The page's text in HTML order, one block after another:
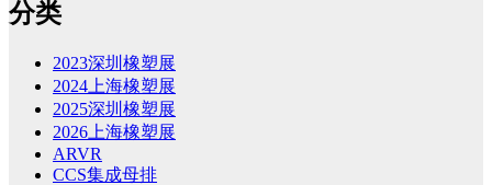
分类
2023深圳橡塑展
2024上海橡塑展
2025深圳橡塑展
2026上海橡塑展
ARVR
CCS集成母排